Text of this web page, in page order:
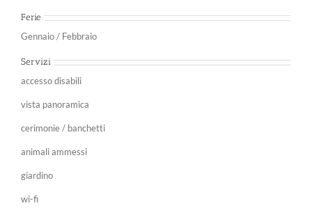
Ferie
Gennaio / Febbraio
Servizi
accesso disabili
vista panoramica
cerimonie / banchetti
animali ammessi
giardino
wi-fi